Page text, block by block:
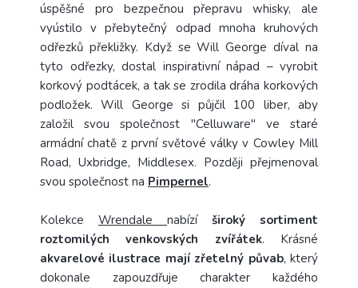
úspěšné pro bezpečnou přepravu whisky, ale
vyústilo v přebytečný odpad mnoha kruhových
odřezků překližky. Když se Will George díval na
tyto odřezky, dostal inspirativní nápad – vyrobit
korkový podtácek, a tak se zrodila dráha korkových
podložek. Will George si půjčil 100 liber, aby
založil svou společnost "Celluware" ve staré
armádní chatě z první světové války v Cowley Mill
Road, Uxbridge, Middlesex. Později přejmenoval
svou společnost na Pimpernel.
Kolekce Wrendale nabízí široký sortiment
roztomilých venkovských zvířátek. Krásné
akvarelové ilustrace mají zřetelný půvab, který
dokonale zapouzdřuje charakter každého